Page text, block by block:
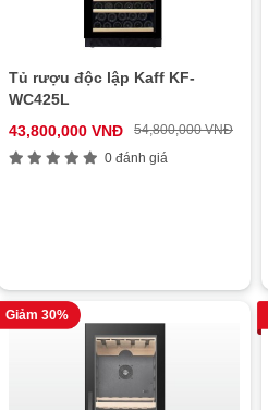
Tủ rượu độc lập Kaff KF-
WC425L
43,800,000 VNĐ
54,800,000 VNĐ
0 đánh giá
Giảm 30%